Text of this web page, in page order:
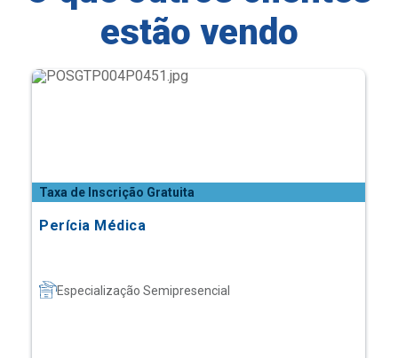
estão vendo
Taxa de Inscrição Gratuita
Perícia Médica
Especialização Semipresencial